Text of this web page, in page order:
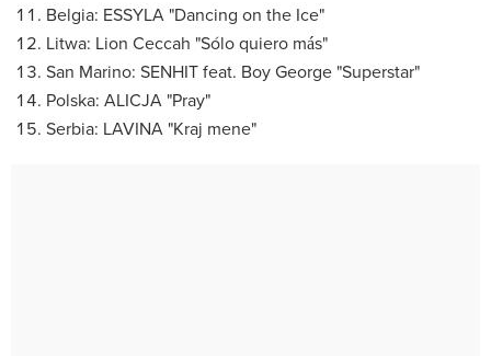
Belgia: ESSYLA "Dancing on the Ice"
Litwa: Lion Ceccah "Sólo quiero más"
San Marino: SENHIT feat. Boy George "Superstar"
Polska: ALICJA "Pray"
Serbia: LAVINA "Kraj mene"